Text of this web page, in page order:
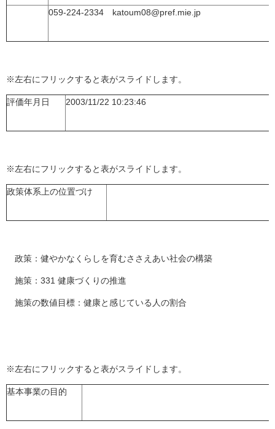
059-224-2334 katoum08@pref.mie.jp
※左右にフリックすると表がスライドします。
評価年月日 2003/11/22 10:23:46
※左右にフリックすると表がスライドします。
政策体系上の位置づけ
政策：健やかなくらしを育むささえあい社会の構築
施策：331 健康づくりの推進
施策の数値目標：健康と感じている人の割合
※左右にフリックすると表がスライドします。
基本事業の目的